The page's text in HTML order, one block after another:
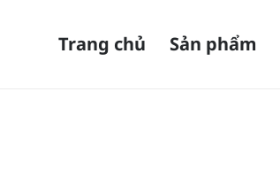
Trang chủ Sản phẩm